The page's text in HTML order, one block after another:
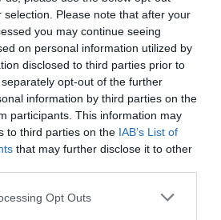
Please note that after your
you may continue seeing
on personal information utilized by
disclosed to third parties prior to
opt-out of the further
information by third parties on the
participants. This information may
to third parties on the IAB’s List of
that may further disclose it to other
Opt Outs